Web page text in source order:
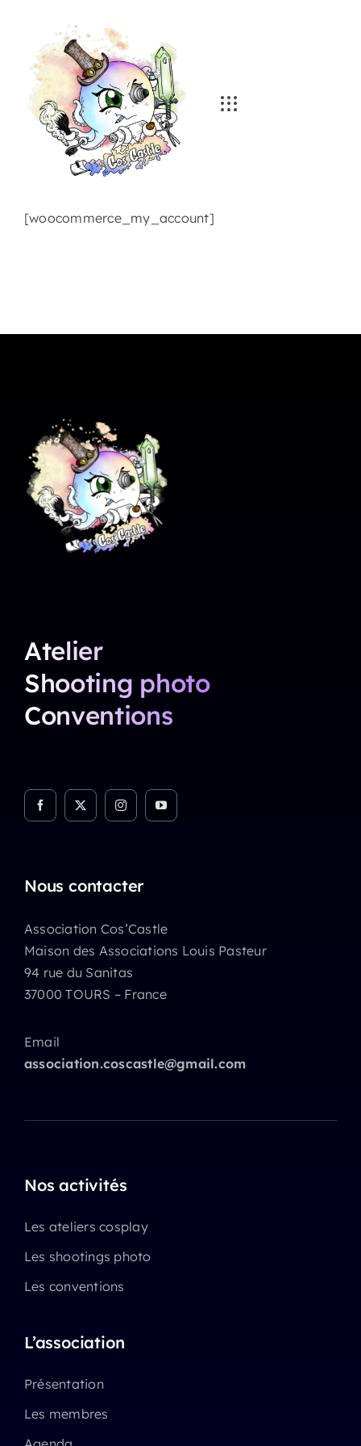
content
[woocommerce_my_account]
Atelier
Shooting photo
Conventions
Nous contacter
Association Cos’Castle
Maison des Associations Louis Pasteur
94 rue du Sanitas
37000 TOURS – France
Email
association.coscastle@gmail.com
Nos activités
Les ateliers cosplay
Les shootings photo
Les conventions
L’association
Présentation
Les membres